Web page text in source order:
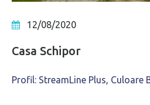
12/08/2020
Casa Schipor
Profil: StreamLine Plus, Culoare